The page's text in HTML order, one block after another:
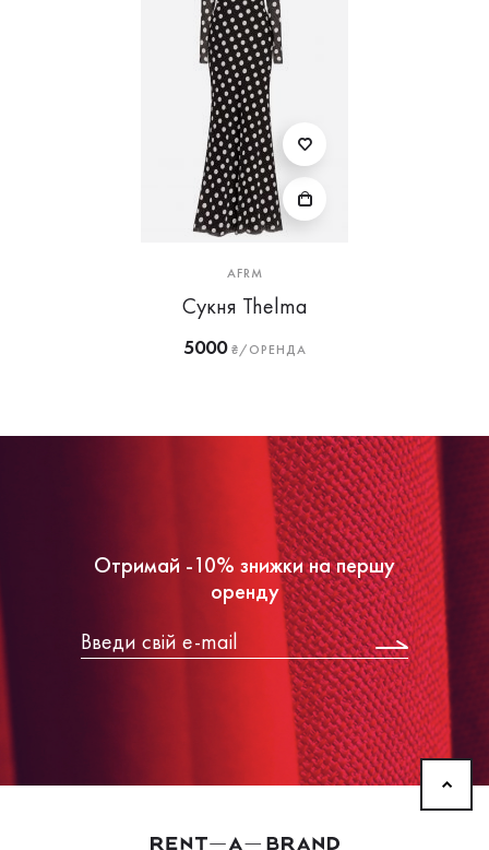
AFRM
Сукня Thelma
5000₴/ОРЕНДА
Отримай -10% знижки на першу
оренду